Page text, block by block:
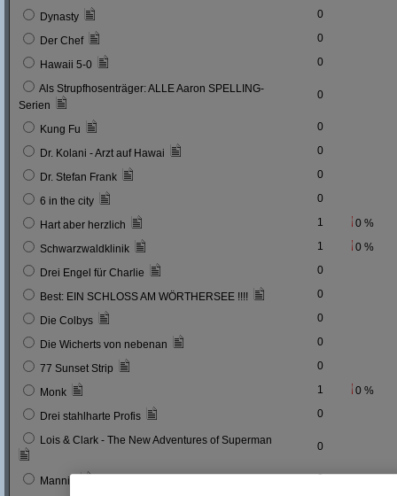
Dynasty 0
Der Chef 0
Hawaii 5-0 0
Als Strupfhosenträger: ALLE Aaron SPELLING-
Serien
0
Kung Fu 0
Dr. Kolani - Arzt auf Hawai 0
Dr. Stefan Frank 0
6 in the city 0
Hart aber herzlich 1 0 %
Schwarzwaldklinik 1 0 %
Drei Engel für Charlie 0
Best: EIN SCHLOSS AM WÖRTHERSEE !!!! 0
Die Colbys 0
Die Wicherts von nebenan 0
77 Sunset Strip 0
Monk 1 0 %
Drei stahlharte Profis 0
Lois & Clark - The New Adventures of Superman 0
Mannix 0